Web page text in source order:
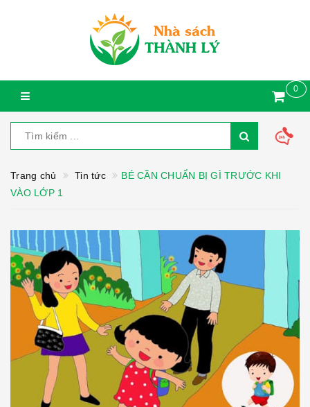
0
Trang chủ Tin tức
BÉ CẦN CHUẨN BỊ GÌ TRƯỚC KHI
VÀO LỚP 1